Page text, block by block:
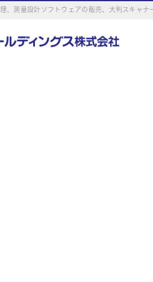
、測量設計ソフトウェアの販売、大判スキャ